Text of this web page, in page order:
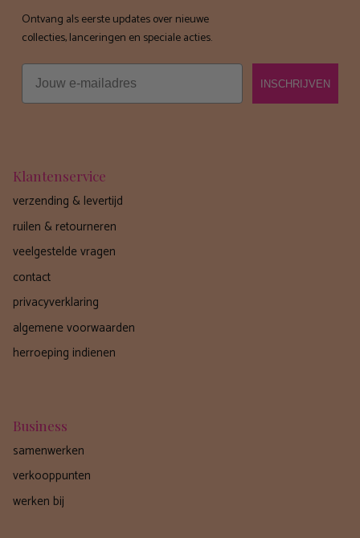
Ontvang als eerste updates over nieuwe
collecties, lanceringen en speciale acties.
Email
INSCHRIJVEN
Klantenservice
verzending & levertijd
ruilen & retourneren
veelgestelde vragen
contact
privacyverklaring
algemene voorwaarden
herroeping indienen
Business
samenwerken
verkooppunten
werken bij